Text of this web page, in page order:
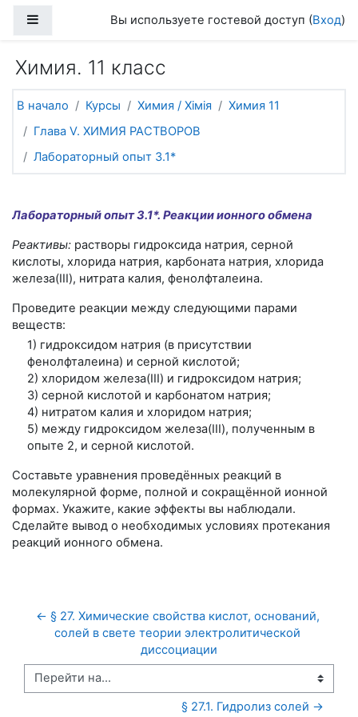
Боковая панельВы используете гостевой доступ (Вход)
Химия. 11 класс
В начало Курсы Химия / Хімія
Химия 11
Глава V. ХИМИЯ РАСТВОРОВ
Лабораторный опыт 3.1*
Лабораторный опыт 3.1*. Реакции ионного обмена
Реактивы: растворы гидроксида натрия, серной
кислоты, хлорида натрия, карбоната натрия, хлорида
железа(III), нитрата калия, фенолфталеина.
Проведите реакции между следующими парами
веществ:
1) гидроксидом натрия (в присутствии
фенолфталеина) и серной кислотой;
2) хлоридом железа(III) и гидроксидом натрия;
3) серной кислотой и карбонатом натрия;
4) нитратом калия и хлоридом натрия;
5) между гидроксидом железа(III), полученным в
опыте 2, и серной кислотой.
Составьте уравнения проведённых реакций в
молекулярной форме, полной и сокращённой ионной
формах. Укажите, какие эффекты вы наблюдали.
Сделайте вывод о необходимых условиях протекания
реакций ионного обмена.
← § 27. Химические свойства кислот, оснований,
солей в свете теории электролитической
диссоциации
Перейти на...
§ 27.1. Гидролиз солей →